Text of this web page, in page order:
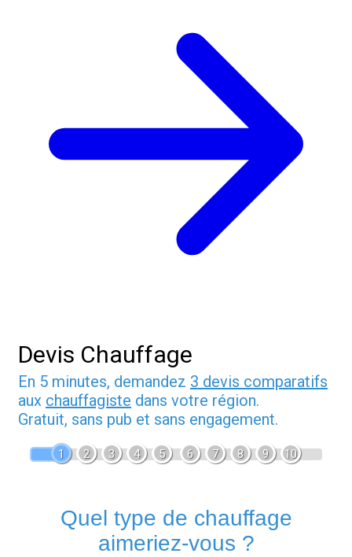
Devis Chauffage
En 5 minutes, demandez 3 devis comparatifs
aux chauffagiste dans votre région.
Gratuit, sans pub et sans engagement.
1 2 3 4 5 6 7 8 9 10
Quel type de chauffage
aimeriez-vous ?